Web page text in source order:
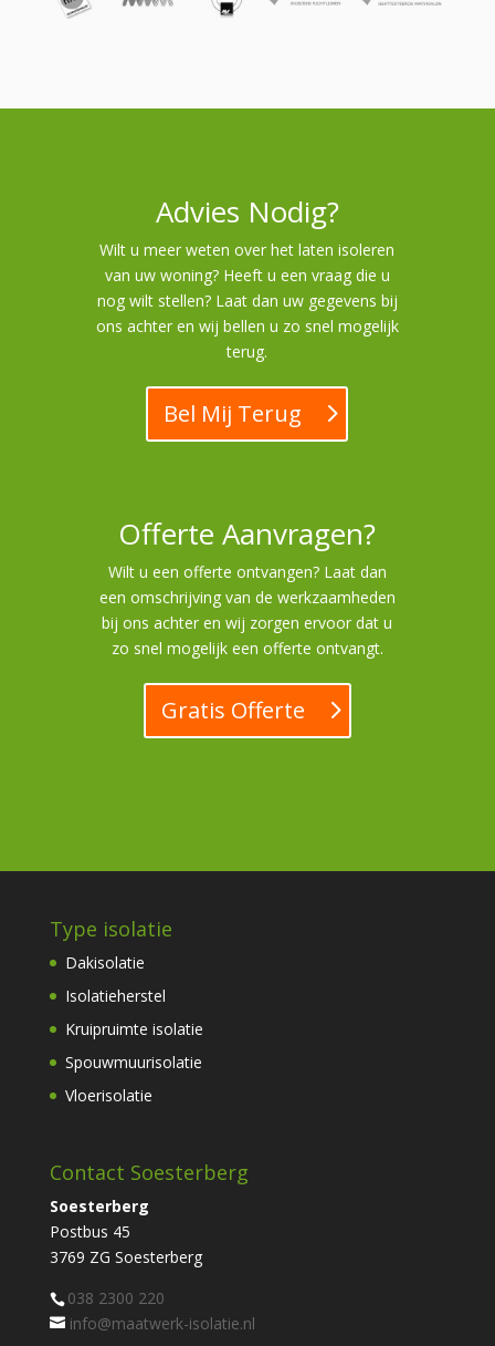
Advies Nodig?
Wilt u meer weten over het laten isoleren
van uw woning? Heeft u een vraag die u
nog wilt stellen? Laat dan uw gegevens bij
ons achter en wij bellen u zo snel mogelijk
terug.
Bel Mij Terug
Offerte Aanvragen?
Wilt u een offerte ontvangen? Laat dan
een omschrijving van de werkzaamheden
bij ons achter en wij zorgen ervoor dat u
zo snel mogelijk een offerte ontvangt.
Gratis Offerte
Type isolatie
Dakisolatie
Isolatieherstel
Kruipruimte isolatie
Spouwmuurisolatie
Vloerisolatie
Contact Soesterberg
Soesterberg
Postbus 45
3769 ZG Soesterberg
038 2300 220
info@maatwerk-isolatie.nl